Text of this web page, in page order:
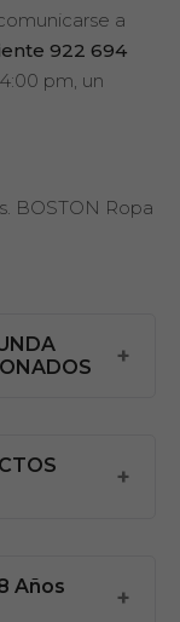
a
922 694
pm, un
BOSTON Ropa
Años